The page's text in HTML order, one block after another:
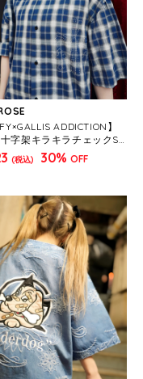
ADDICTION】
字架キラキラチェックSS
(税込) 30% OFF